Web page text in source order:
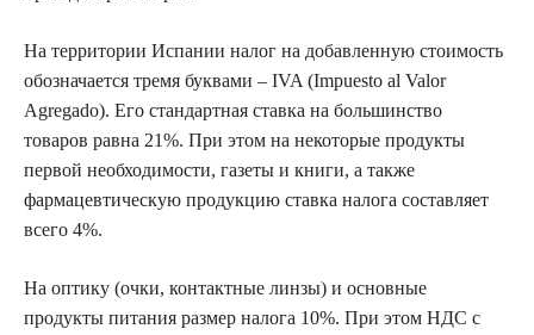
На территории Испании налог на добавленную стоимость
обозначается тремя буквами – IVA (Impuesto al Valor
Agregado). Его стандартная ставка на большинство
товаров равна 21%. При этом на некоторые продукты
первой необходимости, газеты и книги, а также
фармацевтическую продукцию ставка налога составляет
всего 4%.
На оптику (очки, контактные линзы) и основные
продукты питания размер налога 10%. При этом НДС с